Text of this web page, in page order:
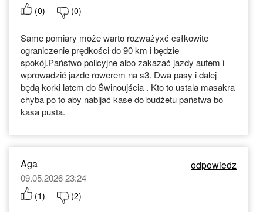
(0) (0)
Same pomiary może warto rozważyxć csłkowite
ograniczenie prędkości do 90 km i będzie
spokój.Państwo policyjne albo zakazać jazdy autem i
wprowadzić jazde rowerem na s3. Dwa pasy i dalej
będą korki latem do Świnoujścia . Kto to ustala masakra
chyba po to aby nabijać kase do budżetu państwa bo
kasa pusta.
Aga odpowiedz
09.05.2026 23:24
(1) (2)